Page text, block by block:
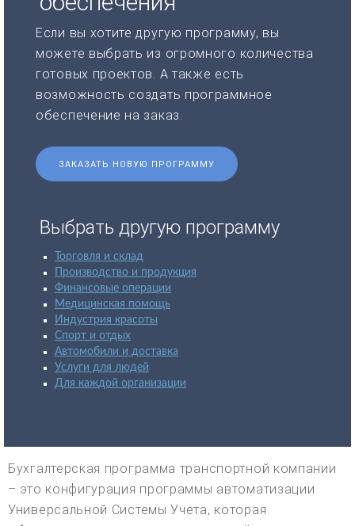
Если вы хотите другую программу, вы
можете выбрать из огромного количества
готовых проектов. А также есть
возможность создать программное
обеспечение на заказ.
ЗАКАЗАТЬ НОВУЮ ПРОГРАММУ
Выбрать другую программу
Торговля и склад
Производство и продукция
Финансовые операции
Медицинская помощь
Индустрия красоты
Спорт и отдых
Автомобили и доставка
Услуги для людей
Для каждой организации
Бухгалтерская программа транспортной компании
– это конфигурация программы автоматизации
Универсальной Системы Учета, которая